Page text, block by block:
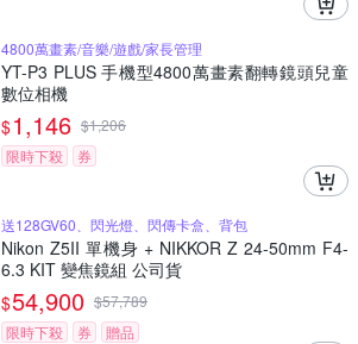
4800萬畫素/音樂/遊戲/家長管理
YT-P3 PLUS 手機型4800萬畫素翻轉鏡頭兒童
數位相機
$1,146 $1,206
限時下殺
券
送128GV60、閃光燈、閃傳卡盒、背包
Nikon Z5II 單機身 + NIKKOR Z 24-50mm F4-
6.3 KIT 變焦鏡組 公司貨
$54,900 $57,789
限時下殺
券 贈品